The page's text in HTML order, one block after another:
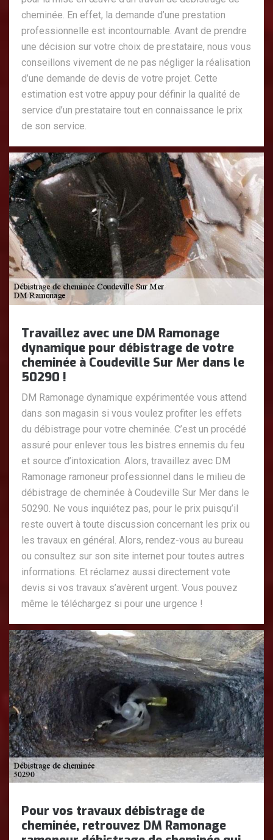
cheminée. En effet, la demande d’une prestation
professionnelle est incontournable. Avant de prendre
une décision sur votre choix de prestataire, nous vous
conseillons vivement de ne pas négliger la réalisation
d’une demande de devis de votre projet. Cette
estimation est votre appuy pour définir la qualité de
service d’un prestataire tout en connaissance le prix
de son service.
Travaillez avec une DM Ramonage
dynamique pour débistrage de votre
cheminée à Coudeville Sur Mer dans le
50290 !
DM Ramonage dynamique expérimentée vous attend
dans son magasin si vous voulez profiter les effets
du débistrage pour votre cheminée. C’est un procédé
assuré pour enlever tous les bistres ennemis du feu
et source d’intoxication. Alors, travaillez avec DM
Ramonage ramoneur professionnel dans le milieu de
débistrage de cheminée à Coudeville Sur Mer dans le
50290. Ne vous inquiétez pas, pour le prix puisqu’il
reste ouvert à toute discussion concernant les prix ou
les travaux en général. Alors, rendez-vous au bureau
ou consultez sur son site internet pour toutes autres
informations. Et réclamez aussi directement vote
devis si vos travaux s’avèrent urgent. Vous pouvez
même le téléchargez si pour une urgence !
Pour vos travaux débistrage de
cheminée, retrouvez DM Ramonage